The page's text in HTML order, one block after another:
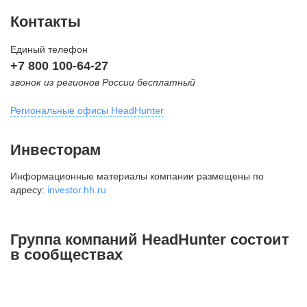
Контакты
Единый телефон
+7 800 100-64-27
звонок из регионов России бесплатный
Региональные офисы HeadHunter
внутригородская территория
Муниципальный округ Тверской,
2-я Брестская ул., д. 48,
+7 495 980-64-27
Инвесторам
Информационные материалы компании размещены по
адресу: investor.hh.ru
Группа компаний HeadHunter состоит
в сообществах